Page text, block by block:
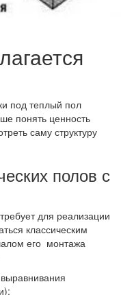
под теплый пол
понять ценность
саму структуру
полов с
для реализации
классическим
его монтажа